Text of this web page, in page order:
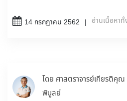
14 กรกฎาคม 2562 อ่านเนื้อหา
โดย ศาสตราจารย์เกียรติ
พิบูลย์